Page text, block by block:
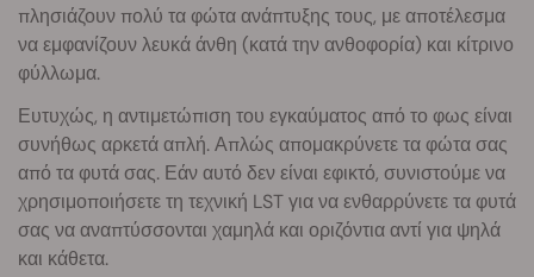
πλησιάζουν πολύ τα φώτα ανάπτυξης τους, με αποτέλεσμα
να εμφανίζουν λευκά άνθη (κατά την ανθοφορία) και κίτρινο
φύλλωμα.
Ευτυχώς, η αντιμετώπιση του εγκαύματος από το φως είναι
συνήθως αρκετά απλή. Απλώς απομακρύνετε τα φώτα σας
από τα φυτά σας. Εάν αυτό δεν είναι εφικτό, συνιστούμε να
χρησιμοποιήσετε τη τεχνική LST για να ενθαρρύνετε τα φυτά
σας να αναπτύσσονται χαμηλά και οριζόντια αντί για ψηλά
και κάθετα.